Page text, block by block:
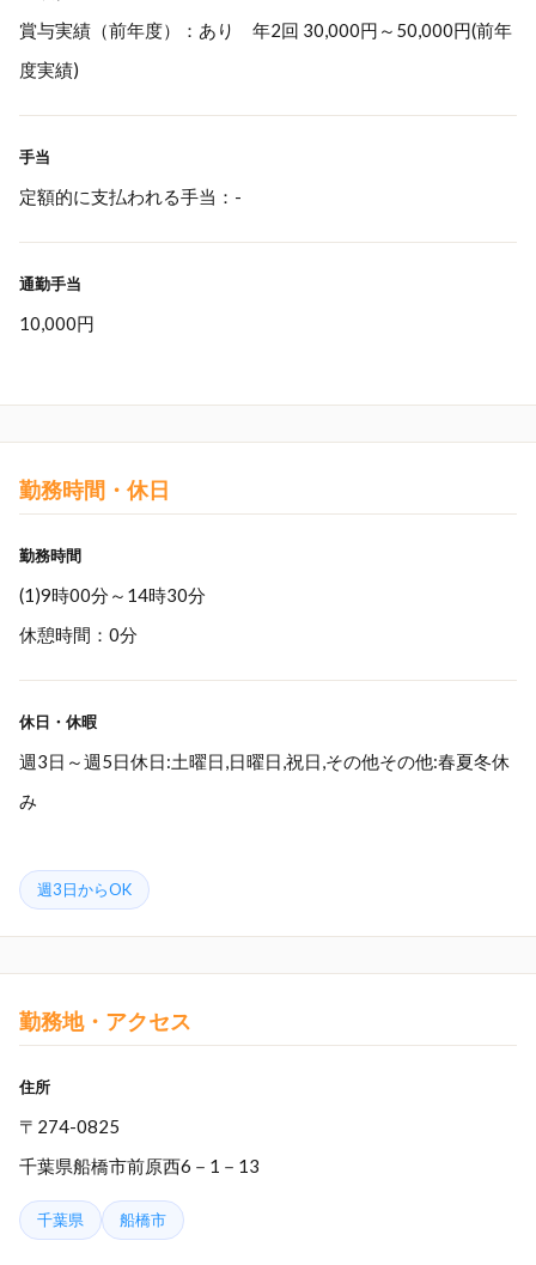
賞与実績（前年度）：あり 年2回 30,000円～50,000円(前年
度実績)
手当
定額的に支払われる手当：-
通勤手当
10,000円
勤務時間・休日
勤務時間
(1)9時00分～14時30分
休憩時間：0分
休日・休暇
週3日～週5日休日:土曜日,日曜日,祝日,その他その他:春夏冬休
み
週3日からOK
勤務地・アクセス
住所
〒274-0825
千葉県船橋市前原西6－1－13
千葉県 船橋市